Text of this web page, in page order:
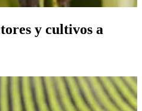
y cultivos a